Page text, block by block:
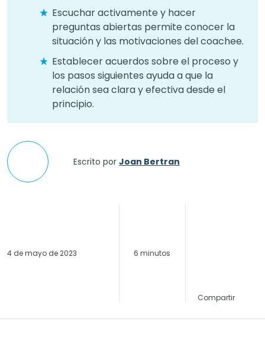
Escuchar activamente y hacer
preguntas abiertas permite conocer la
situación y las motivaciones del coachee.
Establecer acuerdos sobre el proceso y
los pasos siguientes ayuda a que la
relación sea clara y efectiva desde el
principio.
Escrito por Joan Bertran
4 de mayo de 2023 6 minutos
Compartir